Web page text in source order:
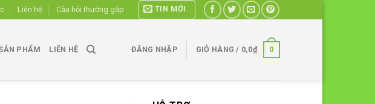
Liên hệ Câu hỏi thường gặp TIN MỚI
PHẨM LIÊN HỆ ĐĂNG NHẬP GIỎ HÀNG / 0,0₫ 0